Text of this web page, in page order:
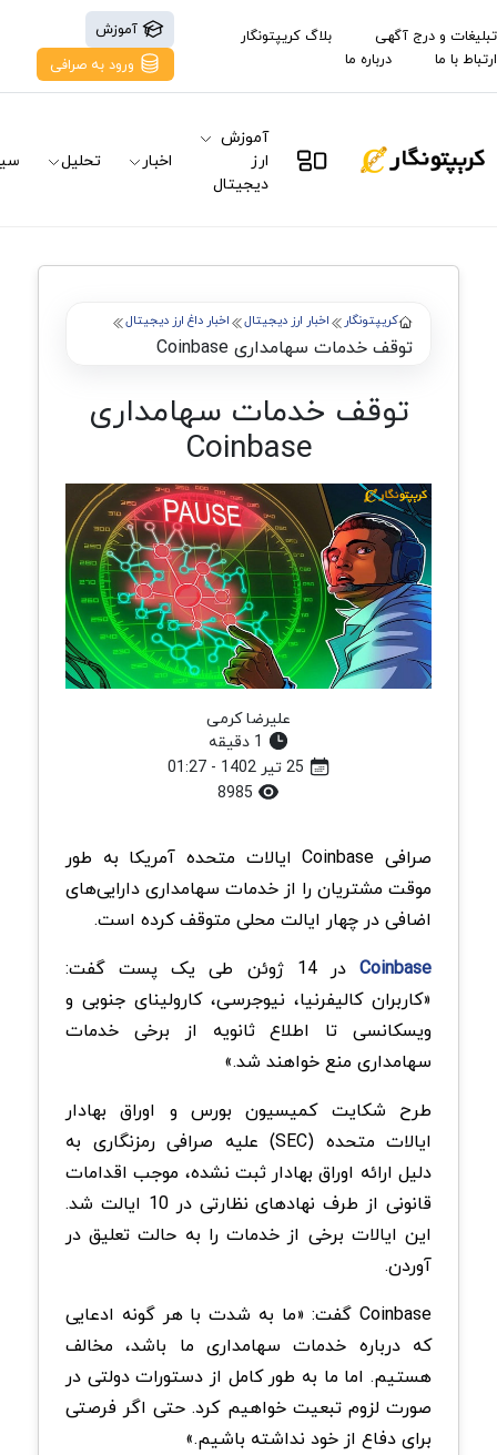
تبلیغات و درج آگهی
بلاگ کریپتونگار
ارتباط با ما
درباره ما
آموزش
ورود به صرافی
آموزش
ارز
دیجیتال
اخبار تحلیل
کریپتونگار اخبار ارز دیجیتال اخبار داغ ارز دیجیتال
توقف خدمات سهامداری Coinbase
توقف خدمات سهامداری
Coinbase
علیرضا کرمی
صرافی Coinbase ایالات متحده آمریکا به طور
موقت مشتریان را از خدمات سهامداری دارایی‌های
اضافی در چهار ایالت محلی متوقف کرده است.
Coinbase
در 14 ژوئن طی یک پست گفت:
«کاربران کالیفرنیا، نیوجرسی، کارولینای جنوبی و
ویسکانسی تا اطلاع ثانویه از برخی خدمات
سهامداری منع خواهند شد.»
طرح شکایت کمیسیون بورس و اوراق بهادار
ایالات متحده (SEC) علیه صرافی رمزنگاری به
دلیل ارائه اوراق بهادار ثبت نشده، موجب اقدامات
قانونی از طرف نهادهای نظارتی در 10 ایالت شد.
این ایالات برخی از خدمات را به حالت تعلیق در
آوردن.
Coinbase گفت: «ما به شدت با هر گونه ادعایی
که درباره خدمات سهامداری ما باشد، مخالف
هستیم. اما ما به طور کامل از دستورات دولتی در
صورت لزوم تبعیت خواهیم کرد. حتی اگر فرصتی
برای دفاع از خود نداشته باشیم.»